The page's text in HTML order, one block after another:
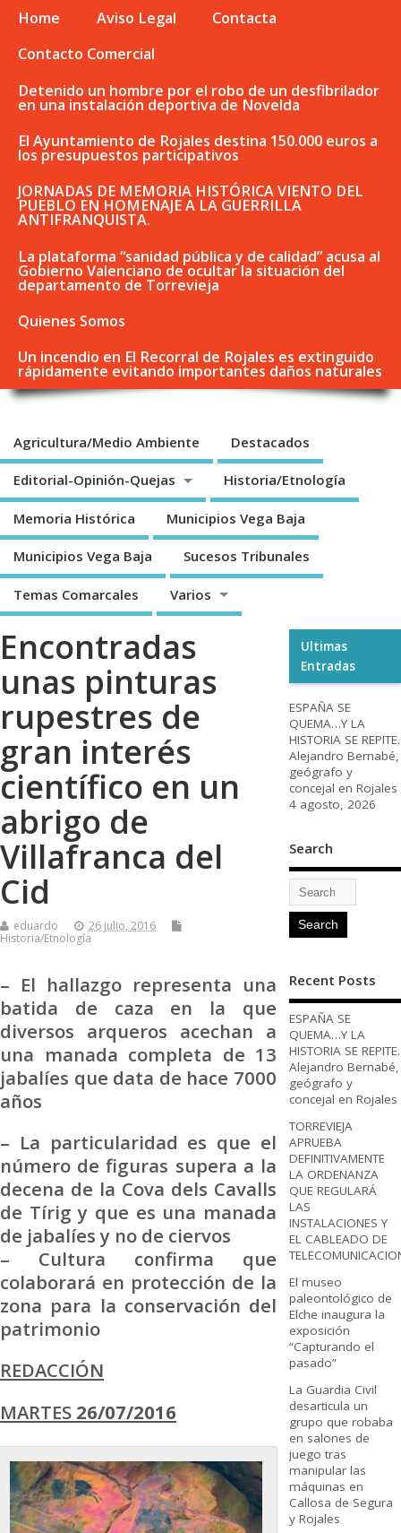
Home Aviso Legal
Contacta
Contacto Comercial
Detenido un hombre por el robo de un desfibrilador
en una instalación deportiva de Novelda
El Ayuntamiento de Rojales destina 150.000 euros a
los presupuestos participativos
JORNADAS DE MEMORIA HISTÓRICA VIENTO DEL
PUEBLO EN HOMENAJE A LA GUERRILLA
ANTIFRANQUISTA.
La plataforma “sanidad pública y de calidad” acusa al
Gobierno Valenciano de ocultar la situación del
departamento de Torrevieja
Quienes Somos
Un incendio en El Recorral de Rojales es extinguido
rápidamente evitando importantes daños naturales
Agricultura/Medio Ambiente Destacados
Editorial-Opinión-Quejas Historia/Etnología
Memoria Histórica Municipios Vega Baja
Municipios Vega Baja Sucesos Tribunales
Temas Comarcales Varios
Encontradas
unas pinturas
rupestres de
gran interés
científico en un
abrigo de
Villafranca del
Cid
eduardo
26 julio, 2016
Historia/Etnología
– El hallazgo representa una
batida de caza en la que
diversos arqueros acechan a
una manada completa de 13
jabalíes que data de hace 7000
años
– La particularidad es que el
número de figuras supera a la
decena de la Cova dels Cavalls
de Tírig y que es una manada
de jabalíes y no de ciervos
– Cultura confirma que
colaborará en protección de la
zona para la conservación del
patrimonio
REDACCIÓN
MARTES 26/07/2016
Ultimas
Entradas
ESPAÑA SE
QUEMA…Y LA
HISTORIA SE REPITE.
Alejandro Bernabé,
geógrafo y
concejal en Rojales
4 agosto, 2026
Search
Recent Posts
ESPAÑA SE
QUEMA…Y LA
HISTORIA SE REPITE.
Alejandro Bernabé,
geógrafo y
concejal en Rojales
TORREVIEJA
APRUEBA
DEFINITIVAMENTE
LA ORDENANZA
QUE REGULARÁ
LAS
INSTALACIONES Y
EL CABLEADO DE
El museo
paleontológico de
Elche inaugura la
exposición
“Capturando el
pasado”
La Guardia Civil
desarticula un
grupo que robaba
en salones de
juego tras
manipular las
máquinas en
Callosa de Segura
y Rojales